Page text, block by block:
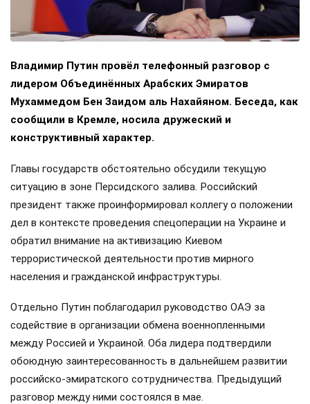
Владимир Путин провёл телефонный разговор с
лидером Объединённых Арабских Эмиратов
Мухаммедом Бен Заидом аль Нахайяном. Беседа, как
сообщили в Кремле, носила дружеский и
конструктивный характер.
Главы государств обстоятельно обсудили текущую
ситуацию в зоне Персидского залива. Российский
президент также проинформировал коллегу о положении
дел в контексте проведения спецоперации на Украине и
обратил внимание на активизацию Киевом
террористической деятельности против мирного
населения и гражданской инфраструктуры.
Отдельно Путин поблагодарил руководство ОАЭ за
содействие в организации обмена военнопленными
между Россией и Украиной. Оба лидера подтвердили
обоюдную заинтересованность в дальнейшем развитии
российско-эмиратского сотрудничества. Предыдущий
разговор между ними состоялся в мае.